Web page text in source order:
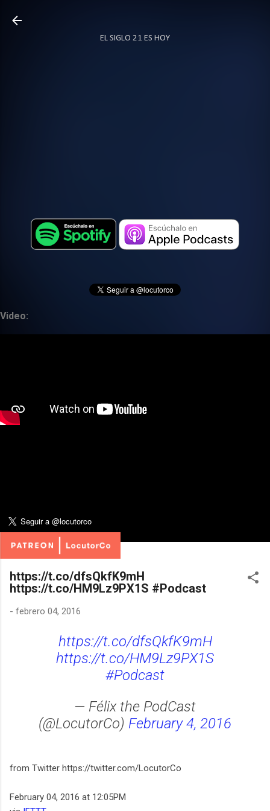
EL SIGLO 21 ES HOY
Video:
https://t.co/dfsQkfK9mH
https://t.co/HM9Lz9PX1S #Podcast
- febrero 04, 2016
https://t.co/dfsQkfK9mH
https://t.co/HM9Lz9PX1S
#Podcast
— Félix the PodCast
(@LocutorCo) February 4, 2016
from Twitter https://twitter.com/LocutorCo
February 04, 2016 at 12:05PM